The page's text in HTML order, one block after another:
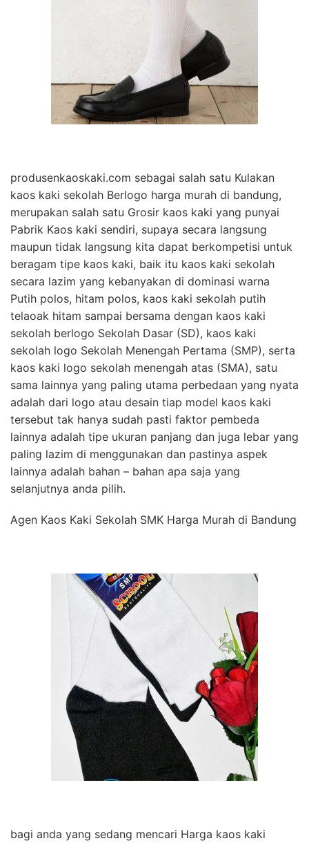
produsenkaoskaki.com sebagai salah satu Kulakan
kaos kaki sekolah Berlogo harga murah di bandung,
merupakan salah satu Grosir kaos kaki yang punyai
Pabrik Kaos kaki sendiri, supaya secara langsung
maupun tidak langsung kita dapat berkompetisi untuk
beragam tipe kaos kaki, baik itu kaos kaki sekolah
secara lazim yang kebanyakan di dominasi warna
Putih polos, hitam polos, kaos kaki sekolah putih
telaoak hitam sampai bersama dengan kaos kaki
sekolah berlogo Sekolah Dasar (SD), kaos kaki
sekolah logo Sekolah Menengah Pertama (SMP), serta
kaos kaki logo sekolah menengah atas (SMA), satu
sama lainnya yang paling utama perbedaan yang nyata
adalah dari logo atau desain tiap model kaos kaki
tersebut tak hanya sudah pasti faktor pembeda
lainnya adalah tipe ukuran panjang dan juga lebar yang
paling lazim di menggunakan dan pastinya aspek
lainnya adalah bahan – bahan apa saja yang
selanjutnya anda pilih.
Agen Kaos Kaki Sekolah SMK Harga Murah di Bandung
bagi anda yang sedang mencari Harga kaos kaki